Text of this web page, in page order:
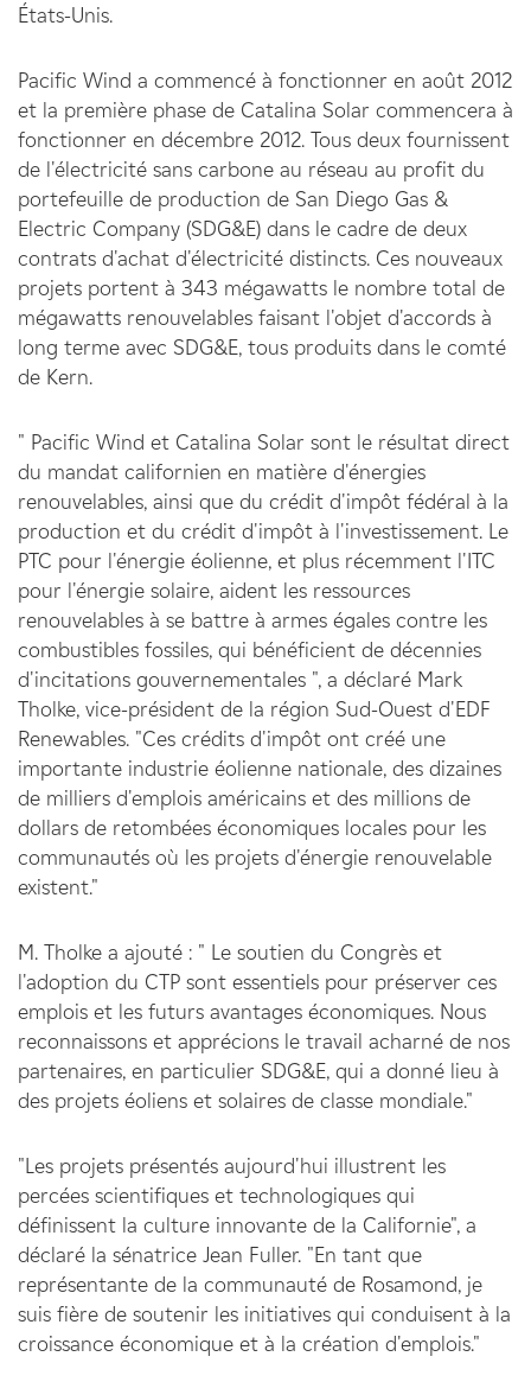
États-Unis.
Pacific Wind a commencé à fonctionner en août 2012
et la première phase de Catalina Solar commencera à
fonctionner en décembre 2012. Tous deux fournissent
de l'électricité sans carbone au réseau au profit du
portefeuille de production de San Diego Gas &
Electric Company (SDG&E) dans le cadre de deux
contrats d'achat d'électricité distincts. Ces nouveaux
projets portent à 343 mégawatts le nombre total de
mégawatts renouvelables faisant l'objet d'accords à
long terme avec SDG&E, tous produits dans le comté
de Kern.
" Pacific Wind et Catalina Solar sont le résultat direct
du mandat californien en matière d'énergies
renouvelables, ainsi que du crédit d'impôt fédéral à la
production et du crédit d'impôt à l'investissement. Le
PTC pour l'énergie éolienne, et plus récemment l'ITC
pour l'énergie solaire, aident les ressources
renouvelables à se battre à armes égales contre les
combustibles fossiles, qui bénéficient de décennies
d'incitations gouvernementales ", a déclaré Mark
Tholke, vice-président de la région Sud-Ouest d'EDF
Renewables. "Ces crédits d'impôt ont créé une
importante industrie éolienne nationale, des dizaines
de milliers d'emplois américains et des millions de
dollars de retombées économiques locales pour les
communautés où les projets d'énergie renouvelable
existent."
M. Tholke a ajouté : " Le soutien du Congrès et
l'adoption du CTP sont essentiels pour préserver ces
emplois et les futurs avantages économiques. Nous
reconnaissons et apprécions le travail acharné de nos
partenaires, en particulier SDG&E, qui a donné lieu à
des projets éoliens et solaires de classe mondiale."
"Les projets présentés aujourd'hui illustrent les
percées scientifiques et technologiques qui
définissent la culture innovante de la Californie", a
déclaré la sénatrice Jean Fuller. "En tant que
représentante de la communauté de Rosamond, je
suis fière de soutenir les initiatives qui conduisent à la
croissance économique et à la création d'emplois."